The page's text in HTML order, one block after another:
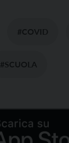
#COVID
#SCUOLA